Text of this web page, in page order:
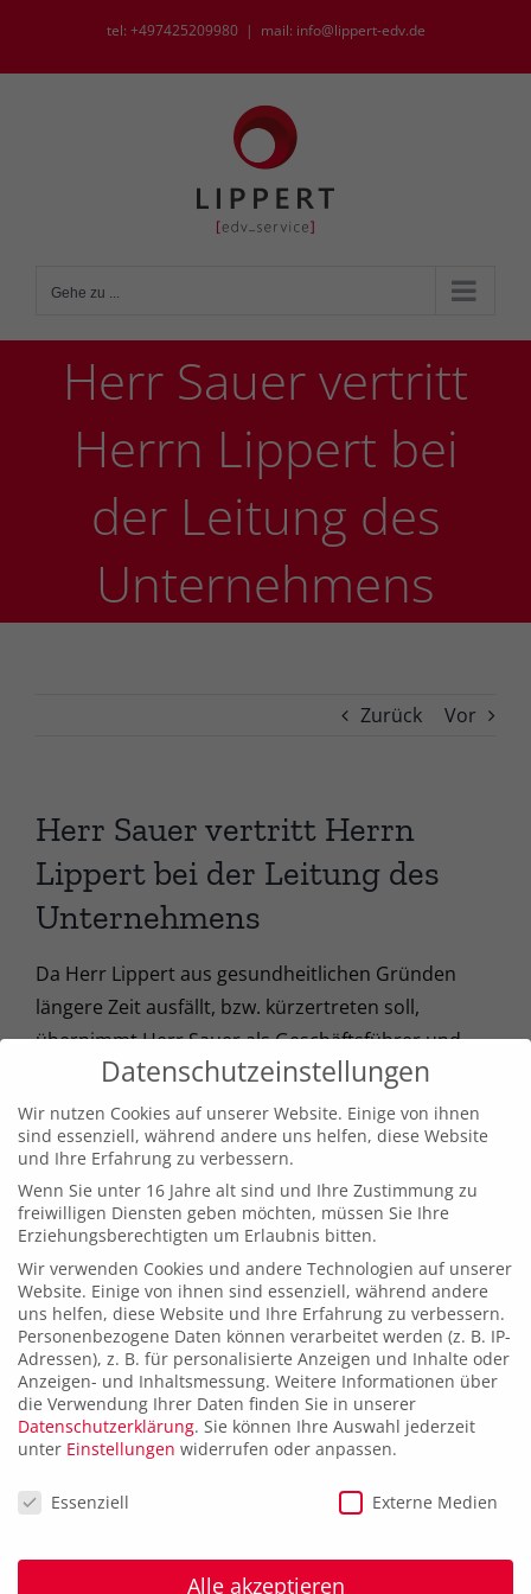
springen
tel: +497425209980 | mail: info@lippert-edv.de
Gehe zu ...
Herr Sauer vertritt
Herrn Lippert bei
der Leitung des
Unternehmens
Zurück Vor
Herr Sauer vertritt Herrn
Lippert bei der Leitung des
Unternehmens
Da Herr Lippert aus gesundheitlichen Gründen
längere Zeit ausfällt, bzw. kürzertreten soll,
übernimmt Herr Sauer als Geschäftsführer und
Gesellschafter zusätzlich die Aufgaben des Seniors.
Wir wünschen Herrn Lippert gute Besserung und
Herr Sauer viel Erfolg.
-> zurück
Datenschutzeinstellungen
Wir nutzen Cookies auf unserer Website. Einige von ihnen
sind essenziell, während andere uns helfen, diese Website
und Ihre Erfahrung zu verbessern.
Wenn Sie unter 16 Jahre alt sind und Ihre Zustimmung zu
freiwilligen Diensten geben möchten, müssen Sie Ihre
Erziehungsberechtigten um Erlaubnis bitten.
Wir verwenden Cookies und andere Technologien auf unserer
Website. Einige von ihnen sind essenziell, während andere
uns helfen, diese Website und Ihre Erfahrung zu verbessern.
Personenbezogene Daten können verarbeitet werden (z. B. IP-
Adressen), z. B. für personalisierte Anzeigen und Inhalte oder
Anzeigen- und Inhaltsmessung. Weitere Informationen über
die Verwendung Ihrer Daten finden Sie in unserer
Datenschutzerklärung. Sie können Ihre Auswahl jederzeit
unter Einstellungen widerrufen oder anpassen.
Datenschutzeinstellungen
Essenziell Externe Medien
Alle akzeptieren